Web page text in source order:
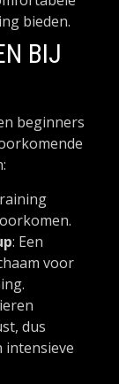
bieden.
BIJ
beginners
: Een
voor
dus
intensieve